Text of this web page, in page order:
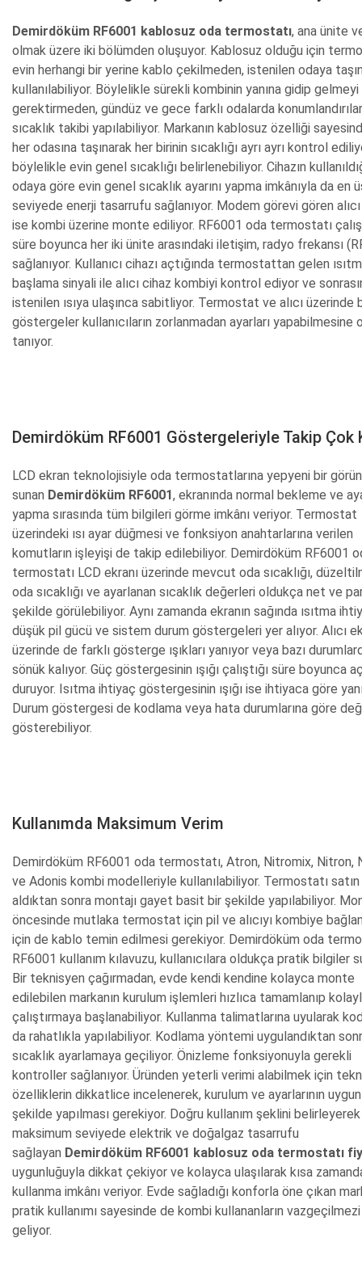
Demirdöküm RF6001 kablosuz oda termostatı, ana ünite
olmak üzere iki bölümden oluşuyor. Kablosuz olduğu için
evin herhangi bir yerine kablo çekilmeden, istenilen odaya
kullanılabiliyor. Böylelikle sürekli kombinin yanına gidip gelmeyi
gerektirmeden, gündüz ve gece farklı odalarda
sıcaklık takibi yapılabiliyor. Markanın kablosuz özelliği
her odasına taşınarak her birinin sıcaklığı ayrı ayrı kontrol
böylelikle evin genel sıcaklığı belirlenebiliyor. Cihazın
odaya göre evin genel sıcaklık ayarını yapma imkânıyla da en
seviyede enerji tasarrufu sağlanıyor. Modem görevi gören
ise kombi üzerine monte ediliyor. RF6001 oda termostatı
süre boyunca her iki ünite arasındaki iletişim, radyo frekansı
sağlanıyor. Kullanıcı cihazı açtığında termostattan gelen
başlama sinyali ile alıcı cihaz kombiyi kontrol ediyor ve
istenilen ısıya ulaşınca sabitliyor. Termostat ve alıcı üzerinde
göstergeler kullanıcıların zorlanmadan ayarları yapabilmesine
tanıyor.
Demirdöküm RF6001 Göstergeleriyle Takip Çok
LCD ekran teknolojisiyle oda termostatlarına yepyeni bir
sunan Demirdöküm RF6001, ekranında normal bekleme ve
yapma sırasında tüm bilgileri görme imkânı veriyor. Termostat
üzerindeki ısı ayar düğmesi ve fonksiyon anahtarlarına verilen
komutların işleyişi de takip edilebiliyor. Demirdöküm RF6001
termostatı LCD ekranı üzerinde mevcut oda sıcaklığı,
oda sıcaklığı ve ayarlanan sıcaklık değerleri oldukça net ve
şekilde görülebiliyor. Aynı zamanda ekranın sağında ısıtma
düşük pil gücü ve sistem durum göstergeleri yer alıyor. Alıcı
üzerinde de farklı gösterge ışıkları yanıyor veya bazı
sönük kalıyor. Güç göstergesinin ışığı çalıştığı süre boyunca
duruyor. Isıtma ihtiyaç göstergesinin ışığı ise ihtiyaca göre
Durum göstergesi de kodlama veya hata durumlarına göre
gösterebiliyor.
Kullanımda Maksimum Verim
Demirdöküm RF6001 oda termostatı, Atron, Nitromix, Nitron,
ve Adonis kombi modelleriyle kullanılabiliyor. Termostatı satın
aldıktan sonra montajı gayet basit bir şekilde yapılabiliyor.
öncesinde mutlaka termostat için pil ve alıcıyı kombiye
için de kablo temin edilmesi gerekiyor. Demirdöküm oda
RF6001 kullanım kılavuzu, kullanıcılara oldukça pratik bilgiler
Bir teknisyen çağırmadan, evde kendi kendine kolayca monte
edilebilen markanın kurulum işlemleri hızlıca tamamlanıp
çalıştırmaya başlanabiliyor. Kullanma talimatlarına uyularak
da rahatlıkla yapılabiliyor. Kodlama yöntemi uygulandıktan
sıcaklık ayarlamaya geçiliyor. Önizleme fonksiyonuyla gerekli
kontroller sağlanıyor. Üründen yeterli verimi alabilmek için
özelliklerin dikkatlice incelenerek, kurulum ve ayarlarının
şekilde yapılması gerekiyor. Doğru kullanım şeklini belirleyerek
maksimum seviyede elektrik ve doğalgaz tasarrufu
sağlayan Demirdöküm RF6001 kablosuz oda termostatı
uygunluğuyla dikkat çekiyor ve kolayca ulaşılarak kısa
kullanma imkânı veriyor. Evde sağladığı konforla öne çıkan
pratik kullanımı sayesinde de kombi kullananların
geliyor.